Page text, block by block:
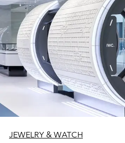
JEWELRY & WATCH